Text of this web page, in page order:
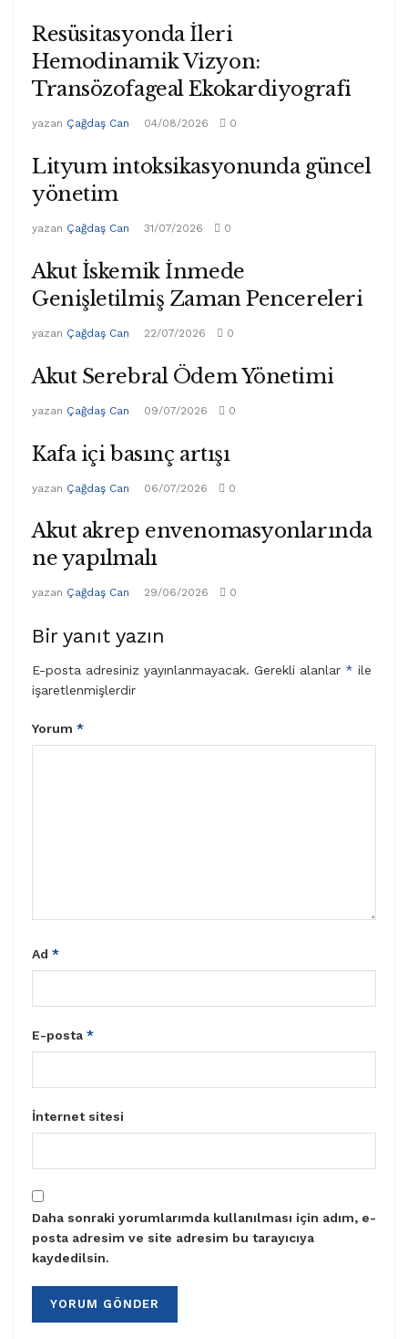
Resüsitasyonda İleri
Hemodinamik Vizyon:
Transözofageal Ekokardiyografi
yazan Çağdaş Can 04/08/2026 0
Lityum intoksikasyonunda güncel
yönetim
yazan Çağdaş Can 31/07/2026 0
Akut İskemik İnmede
Genişletilmiş Zaman Pencereleri
yazan Çağdaş Can 22/07/2026 0
Akut Serebral Ödem Yönetimi
yazan Çağdaş Can 09/07/2026 0
Kafa içi basınç artışı
yazan Çağdaş Can 06/07/2026 0
Akut akrep envenomasyonlarında
ne yapılmalı
yazan Çağdaş Can 29/06/2026 0
Bir yanıt yazın
E-posta adresiniz yayınlanmayacak. Gerekli alanlar * ile
işaretlenmişlerdir
Yorum *
Ad *
E-posta *
İnternet sitesi
Daha sonraki yorumlarımda kullanılması için adım, e-
posta adresim ve site adresim bu tarayıcıya
kaydedilsin.